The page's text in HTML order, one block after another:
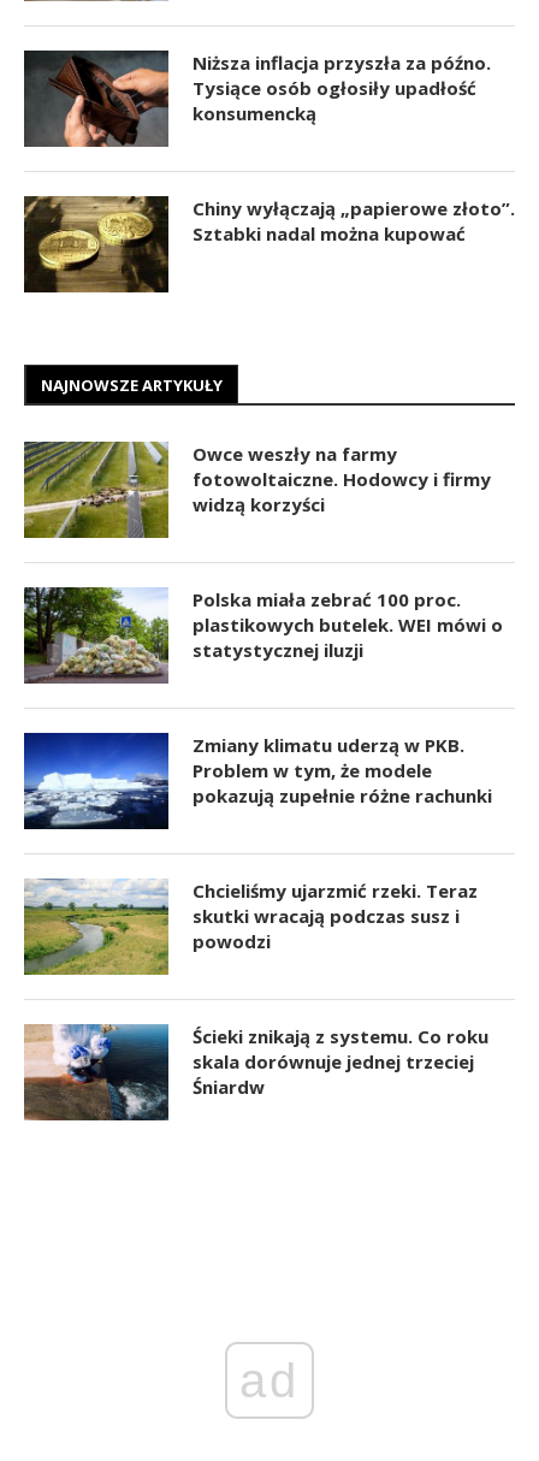
Niższa inflacja przyszła za późno.
Tysiące osób ogłosiły upadłość
konsumencką
Chiny wyłączają „papierowe złoto”.
Sztabki nadal można kupować
NAJNOWSZE ARTYKUŁY
Owce weszły na farmy
fotowoltaiczne. Hodowcy i firmy
widzą korzyści
Polska miała zebrać 100 proc.
plastikowych butelek. WEI mówi o
statystycznej iluzji
Zmiany klimatu uderzą w PKB.
Problem w tym, że modele
pokazują zupełnie różne rachunki
Chcieliśmy ujarzmić rzeki. Teraz
skutki wracają podczas susz i
powodzi
Ścieki znikają z systemu. Co roku
skala dorównuje jednej trzeciej
Śniardw
ad